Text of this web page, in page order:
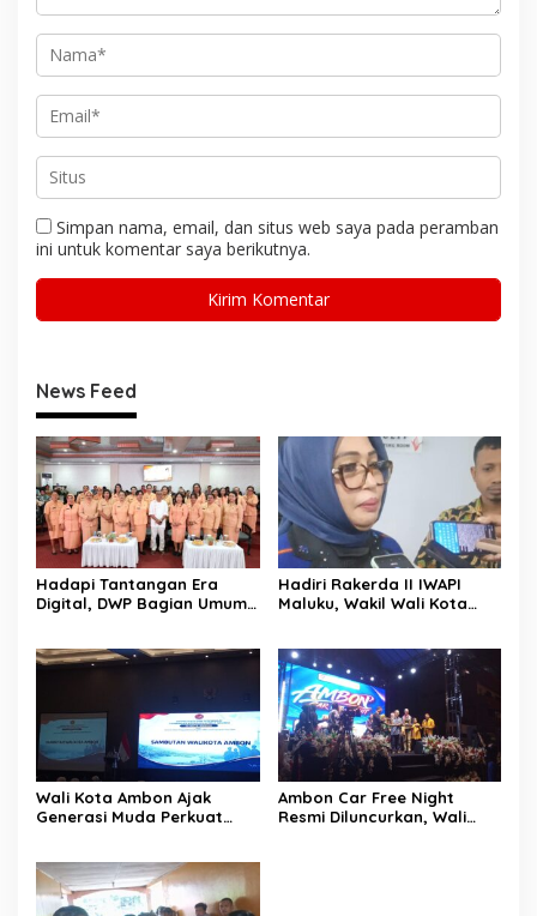
Simpan nama, email, dan situs web saya pada peramban
ini untuk komentar saya berikutnya.
News Feed
Hadapi Tantangan Era
Digital, DWP Bagian Umum
Pola Asuh Holistik
Hadiri Rakerda II IWAPI
Maluku, Wakil Wali Kota
Pengusaha Perempuan
Wali Kota Ambon Ajak
Generasi Muda Perkuat
Ambon Car Free Night
Resmi Diluncurkan, Wali